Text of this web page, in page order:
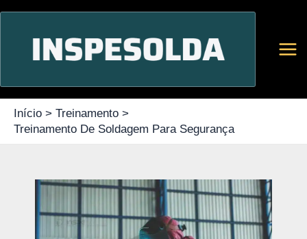
Ir
Início
Treinamento
Treinamento De Soldagem Para Segurança